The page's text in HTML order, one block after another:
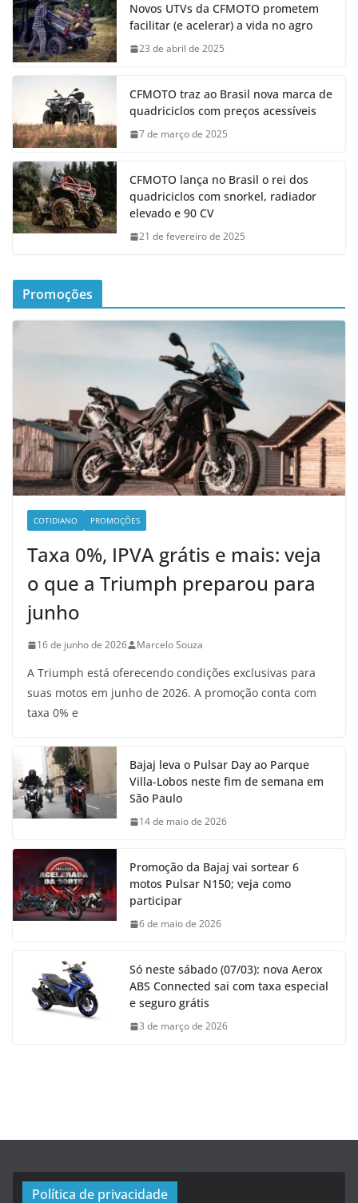
Novos UTVs da CFMOTO prometem
facilitar (e acelerar) a vida no agro
23 de abril de 2025
CFMOTO traz ao Brasil nova marca de
quadriciclos com preços acessíveis
7 de março de 2025
CFMOTO lança no Brasil o rei dos
quadriciclos com snorkel, radiador
elevado e 90 CV
21 de fevereiro de 2025
Promoções
COTIDIANO PROMOÇÕES
Taxa 0%, IPVA grátis e mais: veja
o que a Triumph preparou para
junho
16 de junho de 2026 Marcelo Souza
A Triumph está oferecendo condições exclusivas para
suas motos em junho de 2026. A promoção conta com
taxa 0% e
Bajaj leva o Pulsar Day ao Parque
Villa-Lobos neste fim de semana em
São Paulo
14 de maio de 2026
Promoção da Bajaj vai sortear 6
motos Pulsar N150; veja como
participar
6 de maio de 2026
Só neste sábado (07/03): nova Aerox
ABS Connected sai com taxa especial
e seguro grátis
3 de março de 2026
Política de privacidade